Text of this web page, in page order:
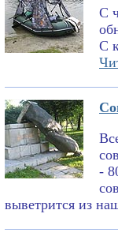
С
С
-
выветрится из